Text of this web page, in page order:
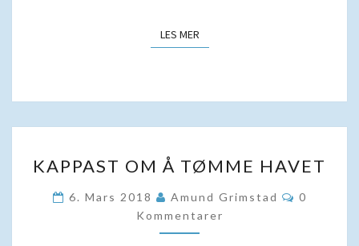
LES MERLES MER
OM
Å
TØMME
HAVET
KAPPAST OM Å TØMME HAVET
6. Mars 2018 Amund Grimstad
0
Kommentarer